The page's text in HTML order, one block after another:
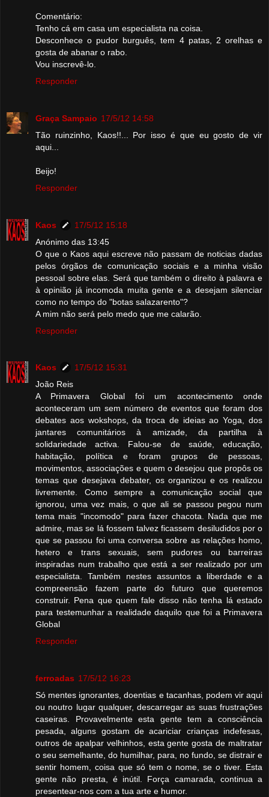
Comentário:
Tenho cá em casa um especialista na coisa.
Desconhece o pudor burguês, tem 4 patas, 2 orelhas e
gosta de abanar o rabo.
Vou inscrevê-lo.
Responder
Graça Sampaio 17/5/12 14:58
Tão ruinzinho, Kaos!!... Por isso é que eu gosto de vir
aqui...
Beijo!
Responder
Kaos
17/5/12 15:18
Anónimo das 13:45
O que o Kaos aqui escreve não passam de noticias dadas
pelos órgãos de comunicação sociais e a minha visão
pessoal sobre elas. Será que também o direito à palavra e
à opinião já incomoda muita gente e a desejam silenciar
como no tempo do "botas salazarento"?
A mim não será pelo medo que me calarão.
Responder
Kaos
17/5/12 15:31
João Reis
A Primavera Global foi um acontecimento onde
aconteceram um sem número de eventos que foram dos
debates aos wokshops, da troca de ideias ao Yoga, dos
jantares comunitários à amizade, da partilha à
solidariedade activa. Falou-se de saúde, educação,
habitação, política e foram grupos de pessoas,
movimentos, associações e quem o desejou que propôs os
temas que desejava debater, os organizou e os realizou
livremente. Como sempre a comunicação social que
ignorou, uma vez mais, o que ali se passou pegou num
tema mais "incomodo" para fazer chacota. Nada que me
admire, mas se lá fossem talvez ficassem desiludidos por o
que se passou foi uma conversa sobre as relações homo,
hetero e trans sexuais, sem pudores ou barreiras
inspiradas num trabalho que está a ser realizado por um
especialista. Também nestes assuntos a liberdade e a
compreensão fazem parte do futuro que queremos
construir. Pena que quem fale disso não tenha lá estado
para testemunhar a realidade daquilo que foi a Primavera
Global
Responder
ferroadas 17/5/12 16:23
Só mentes ignorantes, doentias e tacanhas, podem vir aqui
ou noutro lugar qualquer, descarregar as suas frustrações
caseiras. Provavelmente esta gente tem a consciência
pesada, alguns gostam de acariciar crianças indefesas,
outros de apalpar velhinhos, esta gente gosta de maltratar
o seu semelhante, do humilhar, para, no fundo, se distrair e
sentir homem, coisa que só tem o nome, se o tiver. Esta
gente não presta, é inútil. Força camarada, continua a
presentear-nos com a tua arte e humor.